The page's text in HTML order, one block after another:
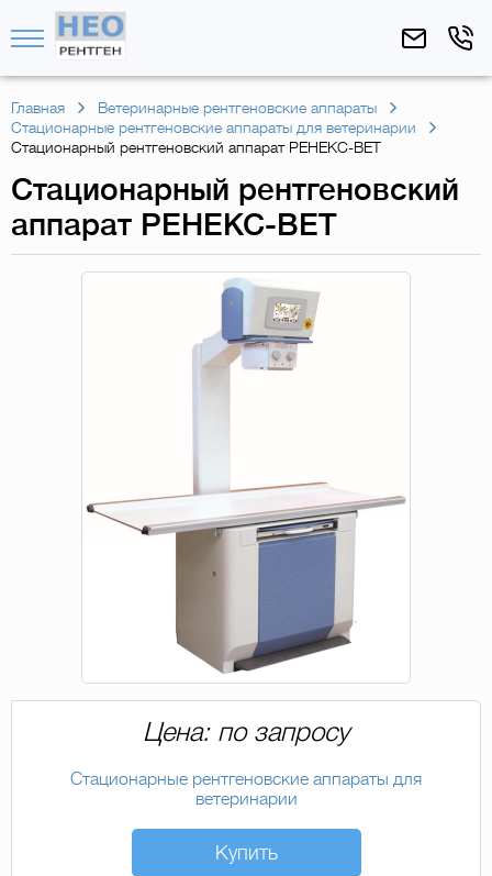
Главная
Ветеринарные рентгеновские аппараты
Стационарные рентгеновские аппараты для ветеринарии
Стационарный рентгеновский аппарат РЕНЕКС-ВЕТ
Стационарный рентгеновский
аппарат РЕНЕКС-ВЕТ
Цена: по запросу
Стационарные рентгеновские аппараты для
ветеринарии
Купить